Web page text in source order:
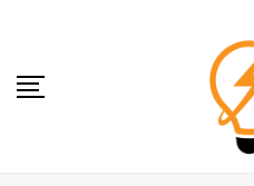
content